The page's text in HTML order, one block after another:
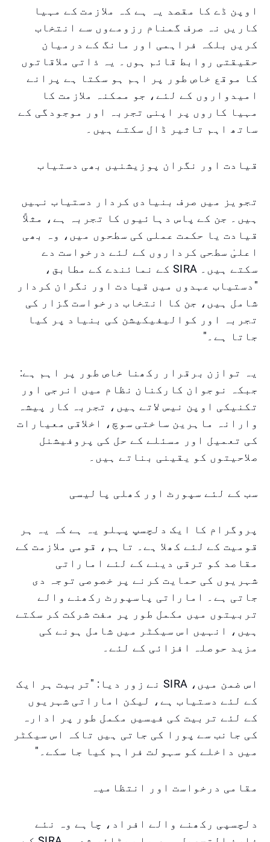
اوپن ڈے کا مقصد یہ ہے کہ ملازمت کے مہیا
کاریں نہ صرف گمنام رزومےوں سے انتخاب
کریں بلکہ فراہمی اور مانگ کے درمیان
حقیقتی روابط قائم ہوں۔ یہ ذاتی ملاقاتوں
کا موقع خاص طور پر اہم ہو سکتا ہے پرانے
امیدواروں کے لئے، جو ممکنہ ملازمت کا
مہیا کاروں پر اپنی تجربہ اور موجودگی کے
ساتھ اہم تاثیر ڈال سکتے ہیں۔
قیادت اور نگران پوزیشنیں بھی دستیاب
تجویز میں صرف بنیادی کردار دستیاب نہیں
ہیں۔ جن کے پاس دہائیوں کا تجربہ ہے، مثلاً
قیادت یا حکمت عملی کی سطحوں میں، وہ بھی
اعلیٰ سطحی کرداروں کے لئے درخواست دے
سکتے ہیں۔ SIRA کے نمائندے کے مطابق،
"دستیاب عہدوں میں قیادت اور نگران کردار
شامل ہیں، جن کا انتخاب درخواست گزار کی
تجربہ اور کوالیفیکیشن کی بنیاد پر کیا
جاتا ہے۔"
یہ توازن برقرار رکھنا خاص طور پر اہم ہے:
جبکہ نوجوان کارکنان نظام میں انرجی اور
تکنیکی اوپن نیس لاتے ہیں، تجربہ کار پیشہ
وارانہ ماہرین ساختی سوچ، اخلاقی معیارات
کی تعمیل اور مسئلے کے حل کی پروفیشنل
صلاحیتوں کو یقینی بناتے ہیں۔
سب کے لئے سپورٹ اور کھلی پالیسی
پروگرام کا ایک دلچسپ پہلو یہ ہے کہ یہ ہر
قومیت کے لئے کھلا ہے۔ تاہم، قومی ملازمت کے
مقاصد کو ترقی دینے کے لئے اماراتی
شہریوں کی حمایت کرنے پر خصوصی توجہ دی
جاتی ہے۔ اماراتی پاسپورٹ رکھنے والے
تربیتوں میں مکمل طور پر مفت شرکت کر سکتے
ہیں، انہیں اس سیکٹر میں شامل ہونے کی
مزید حوصلہ افزائی کے لئے۔
اس ضمن میں، SIRA نے زور دیا: "تربیت ہر ایک
کے لئے دستیاب ہے، لیکن اماراتی شہریوں
کے لئے تربیت کی فیسیں مکمل طور پر ادارہ
کی جانب سے پورا کی جاتی ہیں تاکہ اس سیکٹر
میں داخلے کو سہولت فراہم کیا جا سکے۔"
مقامی درخواست اور انتظامیہ
دلچسپی رکھنے والے افراد، چاہے وہ نئے